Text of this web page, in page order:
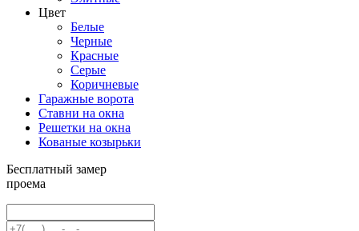
Цвет
Белые
Черные
Красные
Серые
Коричневые
Гаражные ворота
Ставни на окна
Решетки на окна
Кованые козырьки
Бесплатный замер
проема